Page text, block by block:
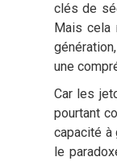
clés de
Mais cela
une
Car les
pourtant
capacité à
le